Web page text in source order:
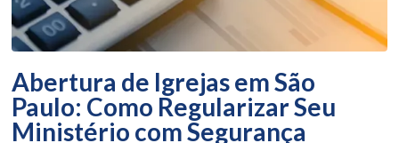
Abertura de Igrejas em São
Paulo: Como Regularizar Seu
Ministério com Segurança